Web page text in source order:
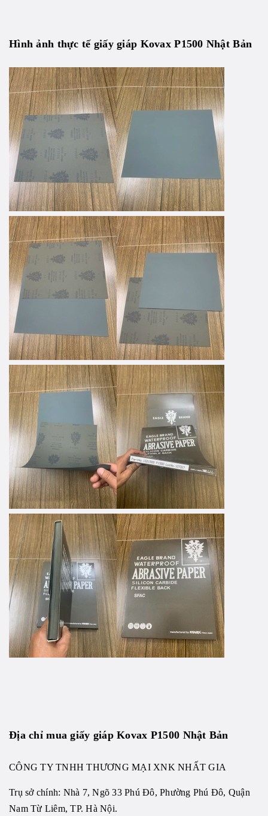
Hình ảnh thực tế giấy giáp Kovax P1500 Nhật Bản
Địa chỉ mua giấy giáp Kovax P1500 Nhật Bản
CÔNG TY TNHH THƯƠNG MẠI XNK NHẤT GIA
Trụ sở chính: Nhà 7, Ngõ 33 Phú Đô, Phường Phú Đô, Quận
Nam Từ Liêm, TP. Hà Nội.